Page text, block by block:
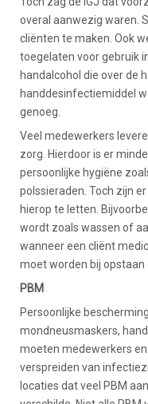
overal aanwezig waren.
cliënten te maken. Ook
toegelaten voor gebruik
handalcohol die over de
handdesinfectiemiddel
genoeg.
Veel medewerkers
zorg. Hierdoor is er
persoonlijke hygiëne
polssieraden. Toch zijn
hierop te letten.
wordt zoals wassen of
wanneer een cliënt
moet worden bij opstaan
PBM
Persoonlijke
mondneusmaskers,
moeten medewerkers
verspreiden van
locaties dat veel PBM